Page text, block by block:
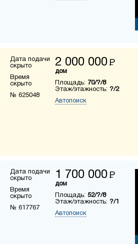
Дата подачи
скрыто
Время
скрыто
№ 625048
2 000 000 Р
дом
Площадь: 70/?/8
Этаж/этажность: ?/2
Автопоиск
Дата подачи
скрыто
Время
скрыто
№ 617767
1 700 000 Р
дом
Площадь: 52/?/8
Этаж/этажность: ?/1
Автопоиск